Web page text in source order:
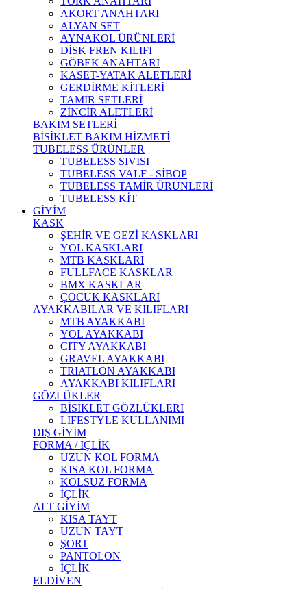
AKORT ANAHTARI
ALYAN SET
AYNAKOL ÜRÜNLERİ
DİSK FREN KILIFI
GÖBEK ANAHTARI
KASET-YATAK ALETLERİ
GERDİRME KİTLERİ
TAMİR SETLERİ
ZİNCİR ALETLERİ
BAKIM SETLERİ
BİSİKLET BAKIM HİZMETİ
TUBELESS ÜRÜNLER
TUBELESS SIVISI
TUBELESS VALF - SİBOP
TUBELESS TAMİR ÜRÜNLERİ
TUBELESS KİT
GİYİM
KASK
ŞEHİR VE GEZİ KASKLARI
YOL KASKLARI
MTB KASKLARI
FULLFACE KASKLAR
BMX KASKLAR
ÇOCUK KASKLARI
AYAKKABILAR VE KILIFLARI
MTB AYAKKABI
YOL AYAKKABI
CITY AYAKKABI
GRAVEL AYAKKABI
TRIATLON AYAKKABI
AYAKKABI KILIFLARI
GÖZLÜKLER
BİSİKLET GÖZLÜKLERİ
LIFESTYLE KULLANIMI
DIŞ GİYİM
FORMA / İÇLİK
UZUN KOL FORMA
KISA KOL FORMA
KOLSUZ FORMA
İÇLİK
ALT GİYİM
KISA TAYT
UZUN TAYT
ŞORT
PANTOLON
İÇLİK
ELDİVEN